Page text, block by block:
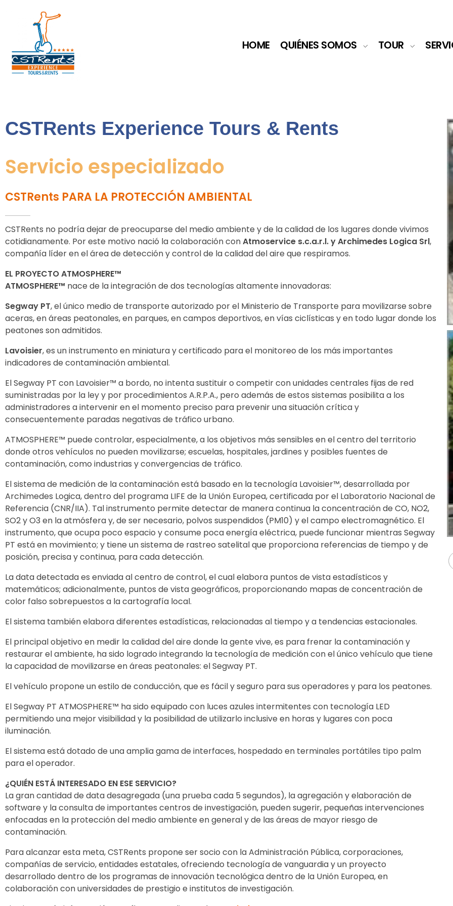
HOME QUIÉNES SOMOS TOUR
CSTRents Experience Tours & Rents
Servicio especializado
CSTRents PARA LA PROTECCIÓN AMBIENTAL
CSTRents no podría dejar de preocuparse del medio ambiente y de la calidad de los lugares donde vivimos
cotidianamente. Por este motivo nació la colaboración conAtmoservice s.c.a.r.l.yArchimedes Logica Srl,
compañía líder en el área de detección y control de la calidad del aire que respiramos.
EL PROYECTO ATMOSPHERE™
ATMOSPHERE™ nace de la integración de dos tecnologías altamente innovadoras:
Segway PT, el único medio de transporte autorizado por el Ministerio de Transporte para movilizarse sobre
aceras, en áreas peatonales, en parques, en campos deportivos, en vías ciclísticas y en todo lugar donde los
peatones son admitidos.
Lavoisier, es un instrumento en miniatura y certificado para el monitoreo de los más importantes
indicadores de contaminación ambiental.
El Segway PT con Lavoisier™ a bordo, no intenta sustituir o competir con unidades centrales fijas de red
suministradas por la ley y por procedimientos A.R.P.A., pero además de estos sistemas posibilita a los
administradores a intervenir en el momento preciso para prevenir una situación crítica y
consecuentemente paradas negativas de tráfico urbano.
ATMOSPHERE™ puede controlar, especialmente, a los objetivos más sensibles en el centro del territorio
donde otros vehículos no pueden movilizarse; escuelas, hospitales, jardines y posibles fuentes de
contaminación, como industrias y convergencias de tráfico.
El sistema de medición de la contaminación está basado en la tecnología Lavoisier™, desarrollada por
Archimedes Logica, dentro del programa LIFE de la Unión Europea, certificada por el Laboratorio Nacional de
Referencia (CNR/IIA). Tal instrumento permite detectar de manera continua la concentración de CO, NO2,
SO2 y O3 en la atmósfera y, de ser necesario, polvos suspendidos (PM10) y el campo electromagnético. El
instrumento, que ocupa poco espacio y consume poca energía eléctrica, puede funcionar mientras Segway
PT está en movimiento; y tiene un sistema de rastreo satelital que proporciona referencias de tiempo y de
posición, precisa y continua, para cada detección.
La data detectada es enviada al centro de control, el cual elabora puntos de vista estadísticos y
matemáticos; adicionalmente, puntos de vista geográficos, proporcionando mapas de concentración de
color falso sobrepuestos a la cartografía local.
El sistema también elabora diferentes estadísticas, relacionadas al tiempo y a tendencias estacionales.
El principal objetivo en medir la calidad del aire donde la gente vive, es para frenar la contaminación y
restaurar el ambiente, ha sido logrado integrando la tecnología de medición con el único vehículo que tiene
la capacidad de movilizarse en áreas peatonales: el Segway PT.
El vehículo propone un estilo de conducción, que es fácil y seguro para sus operadores y para los peatones.
El Segway PT ATMOSPHERE™ ha sido equipado con luces azules intermitentes con tecnología LED
permitiendo una mejor visibilidad y la posibilidad de utilizarlo inclusive en horas y lugares con poca
iluminación.
El sistema está dotado de una amplia gama de interfaces, hospedado en terminales portátiles tipo palm
para el operador.
¿QUIÉN ESTÁ INTERESADO EN ESE SERVICIO?
La gran cantidad de data desagregada (una prueba cada 5 segundos), la agregación y elaboración de
software y la consulta de importantes centros de investigación, pueden sugerir, pequeñas intervenciones
enfocadas en la protección del medio ambiente en general y de las áreas de mayor riesgo de
contaminación.
Para alcanzar esta meta, CSTRents propone ser socio con la Administración Pública, corporaciones,
compañías de servicio, entidades estatales, ofreciendo tecnología de vanguardia y un proyecto
desarrollado dentro de los programas de innovación tecnológica dentro de la Unión Europea, en
colaboración con universidades de prestigio e institutos de investigación.